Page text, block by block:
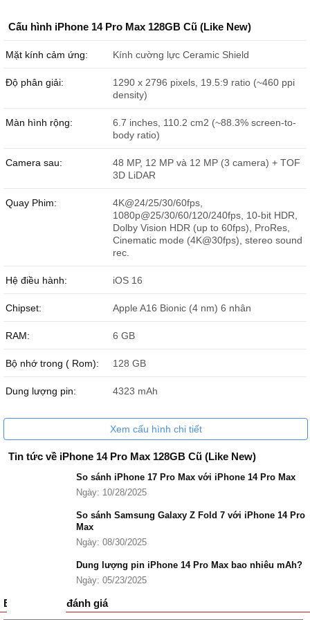
iPhone 14 Pro Max 128GB Cũ giá bao nhiêu?
iPhone 14 Pro Max 128GB cũcó giá là
iPhone 14 Pro Max Cũ 256GB
iPhone 14 Pro Max Cũ 512GB
iPhone 14 Pro Max 128GB Cũ là một trong những dòng điện thoại
có màn hình 120Hz ổn định nhất của nhà Táo Khuyết kể từ dòng
iPhone 13 Pro/ Pro Max. Giá trị sử dụng tốt, bền bỉ, thiết kế
Cấu hình iPhone 14 Pro Max 128GB Cũ (Like New)
Mặt kính cảm ứng: Kính cường lực Ceramic Shield
Độ phân giải:
1290 x 2796 pixels, 19.5:9 ratio (~460 ppi
density)
Màn hình rộng:
6.7 inches, 110.2 cm2 (~88.3% screen-to-
body ratio)
Camera sau:
48 MP, 12 MP và 12 MP (3 camera) + TOF
3D LiDAR
Quay Phim:
4K@24/25/30/60fps,
1080p@25/30/60/120/240fps, 10-bit HDR,
Dolby Vision HDR (up to 60fps), ProRes,
Cinematic mode (4K@30fps), stereo sound
rec.
Hệ điều hành: iOS 16
Chipset: Apple A16 Bionic (4 nm) 6 nhân
RAM: 6 GB
Bộ nhớ trong ( Rom): 128 GB
Dung lượng pin: 4323 mAh
Xem cấu hình chi tiết
Tin tức về iPhone 14 Pro Max 128GB Cũ (Like New)
So sánh iPhone 17 Pro Max với iPhone 14 Pro Max
Ngày: 10/28/2025
So sánh Samsung Galaxy Z Fold 7 với iPhone 14 Pro
Max
Ngày: 08/30/2025
Dung lượng pin iPhone 14 Pro Max bao nhiêu mAh?
Ngày: 05/23/2025
Bình luận và đánh giá